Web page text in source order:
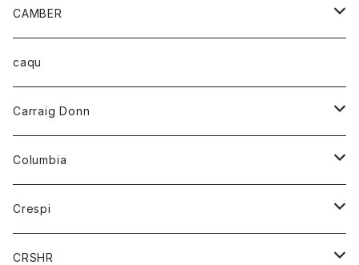
カードホルダー
チーフ
カーディガン
ボトム
オーバーオール
ショートパンツ
レディース
オーバーオール
カーディガン
グッズ
靴
CAMBER
トップス
ハーフスリーブTシャツ
caqu
Carraig Donn
ニット
Columbia
アウター
ジャケット
Crespi
ジャケット
CRSHR